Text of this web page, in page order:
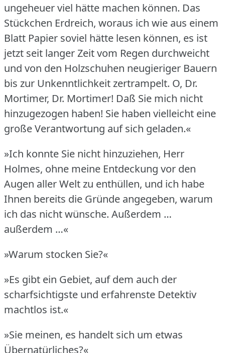
ungeheuer viel hätte machen können. Das
Stückchen Erdreich, woraus ich wie aus einem
Blatt Papier soviel hätte lesen können, es ist
jetzt seit langer Zeit vom Regen durchweicht
und von den Holzschuhen neugieriger Bauern
bis zur Unkenntlichkeit zertrampelt. O, Dr.
Mortimer, Dr. Mortimer! Daß Sie mich nicht
hinzugezogen haben! Sie haben vielleicht eine
große Verantwortung auf sich geladen.«
»Ich konnte Sie nicht hinzuziehen, Herr
Holmes, ohne meine Entdeckung vor den
Augen aller Welt zu enthüllen, und ich habe
Ihnen bereits die Gründe angegeben, warum
ich das nicht wünsche. Außerdem …
außerdem …«
»Warum stocken Sie?«
»Es gibt ein Gebiet, auf dem auch der
scharfsichtigste und erfahrenste Detektiv
machtlos ist.«
»Sie meinen, es handelt sich um etwas
Übernatürliches?«